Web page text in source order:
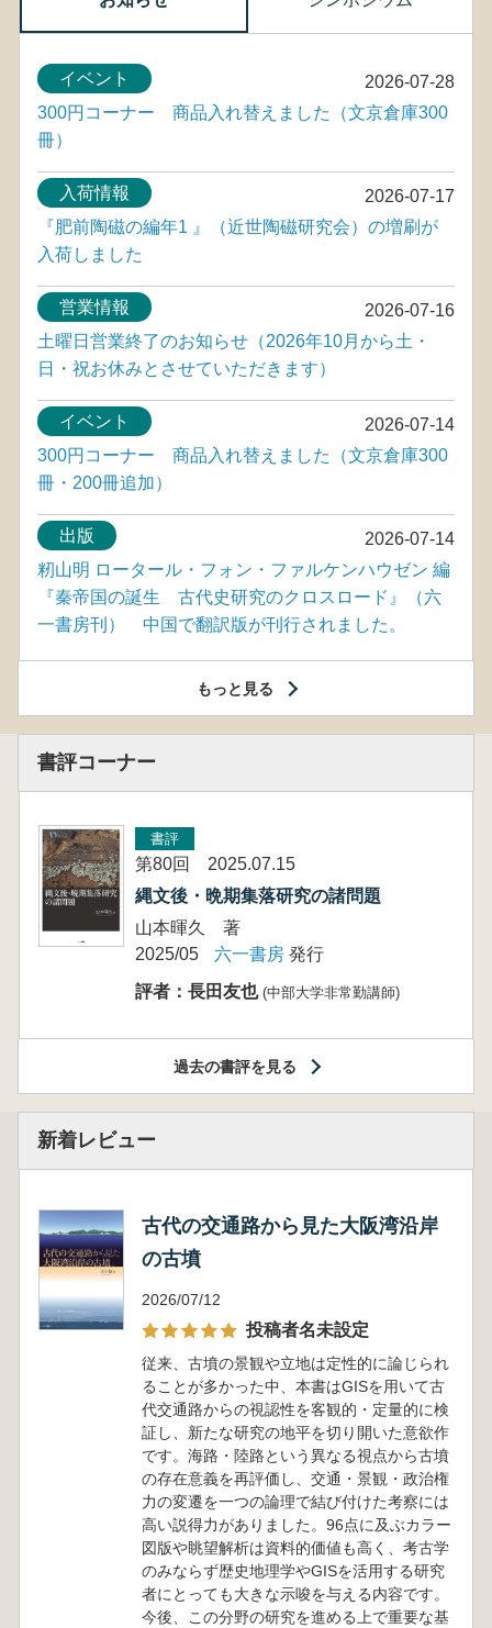
2026-07-28
イベント
300円コーナー 商品入れ替えました（文京倉庫300
冊）
2026-07-17
入荷情報
『肥前陶磁の編年1 』（近世陶磁研究会）の増刷が
入荷しました
2026-07-16
営業情報
土曜日営業終了のお知らせ（2026年10月から土・
日・祝お休みとさせていただきます）
2026-07-14
イベント
300円コーナー 商品入れ替えました（文京倉庫300
冊・200冊追加）
2026-07-14
出版
籾山明 ロータール・フォン・ファルケンハウゼン 編
『秦帝国の誕生 古代史研究のクロスロード』（六
一書房刊） 中国で翻訳版が刊行されました。
もっと見る
書評コーナー
書評
第80回 2025.07.15
縄文後・晩期集落研究の諸問題
山本暉久 著
2025/05
六一書房 発行
評者：長田友也 (中部大学非常勤講師)
過去の書評を見る
新着レビュー
古代の交通路から見た大阪湾沿岸
の古墳
2026/07/12
投稿者名未設定
従来、古墳の景観や立地は定性的に論じられ
ることが多かった中、本書はGISを用いて古
代交通路からの視認性を客観的・定量的に検
証し、新たな研究の地平を切り開いた意欲作
です。海路・陸路という異なる視点から古墳
の存在意義を再評価し、交通・景観・政治権
力の変遷を一つの論理で結び付けた考察には
高い説得力がありました。96点に及ぶカラー
図版や眺望解析は資料的価値も高く、考古学
のみならず歴史地理学やGISを活用する研究
者にとっても大きな示唆を与える内容です。
今後、この分野の研究を進める上で重要な基